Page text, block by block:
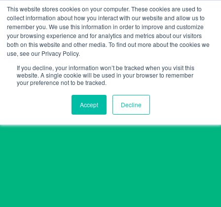
This website stores cookies on your computer. These cookies are used to
collect information about how you interact with our website and allow us to
remember you. We use this information in order to improve and customize
your browsing experience and for analytics and metrics about our visitors
both on this website and other media. To find out more about the cookies we
use, see our Privacy Policy.
If you decline, your information won’t be tracked when you visit this
website. A single cookie will be used in your browser to remember
your preference not to be tracked.
Accept Decline
Skip
to
content